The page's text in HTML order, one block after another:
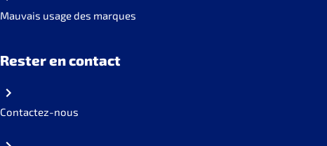
Mauvais usage des marques
Rester en contact
Contactez-nous